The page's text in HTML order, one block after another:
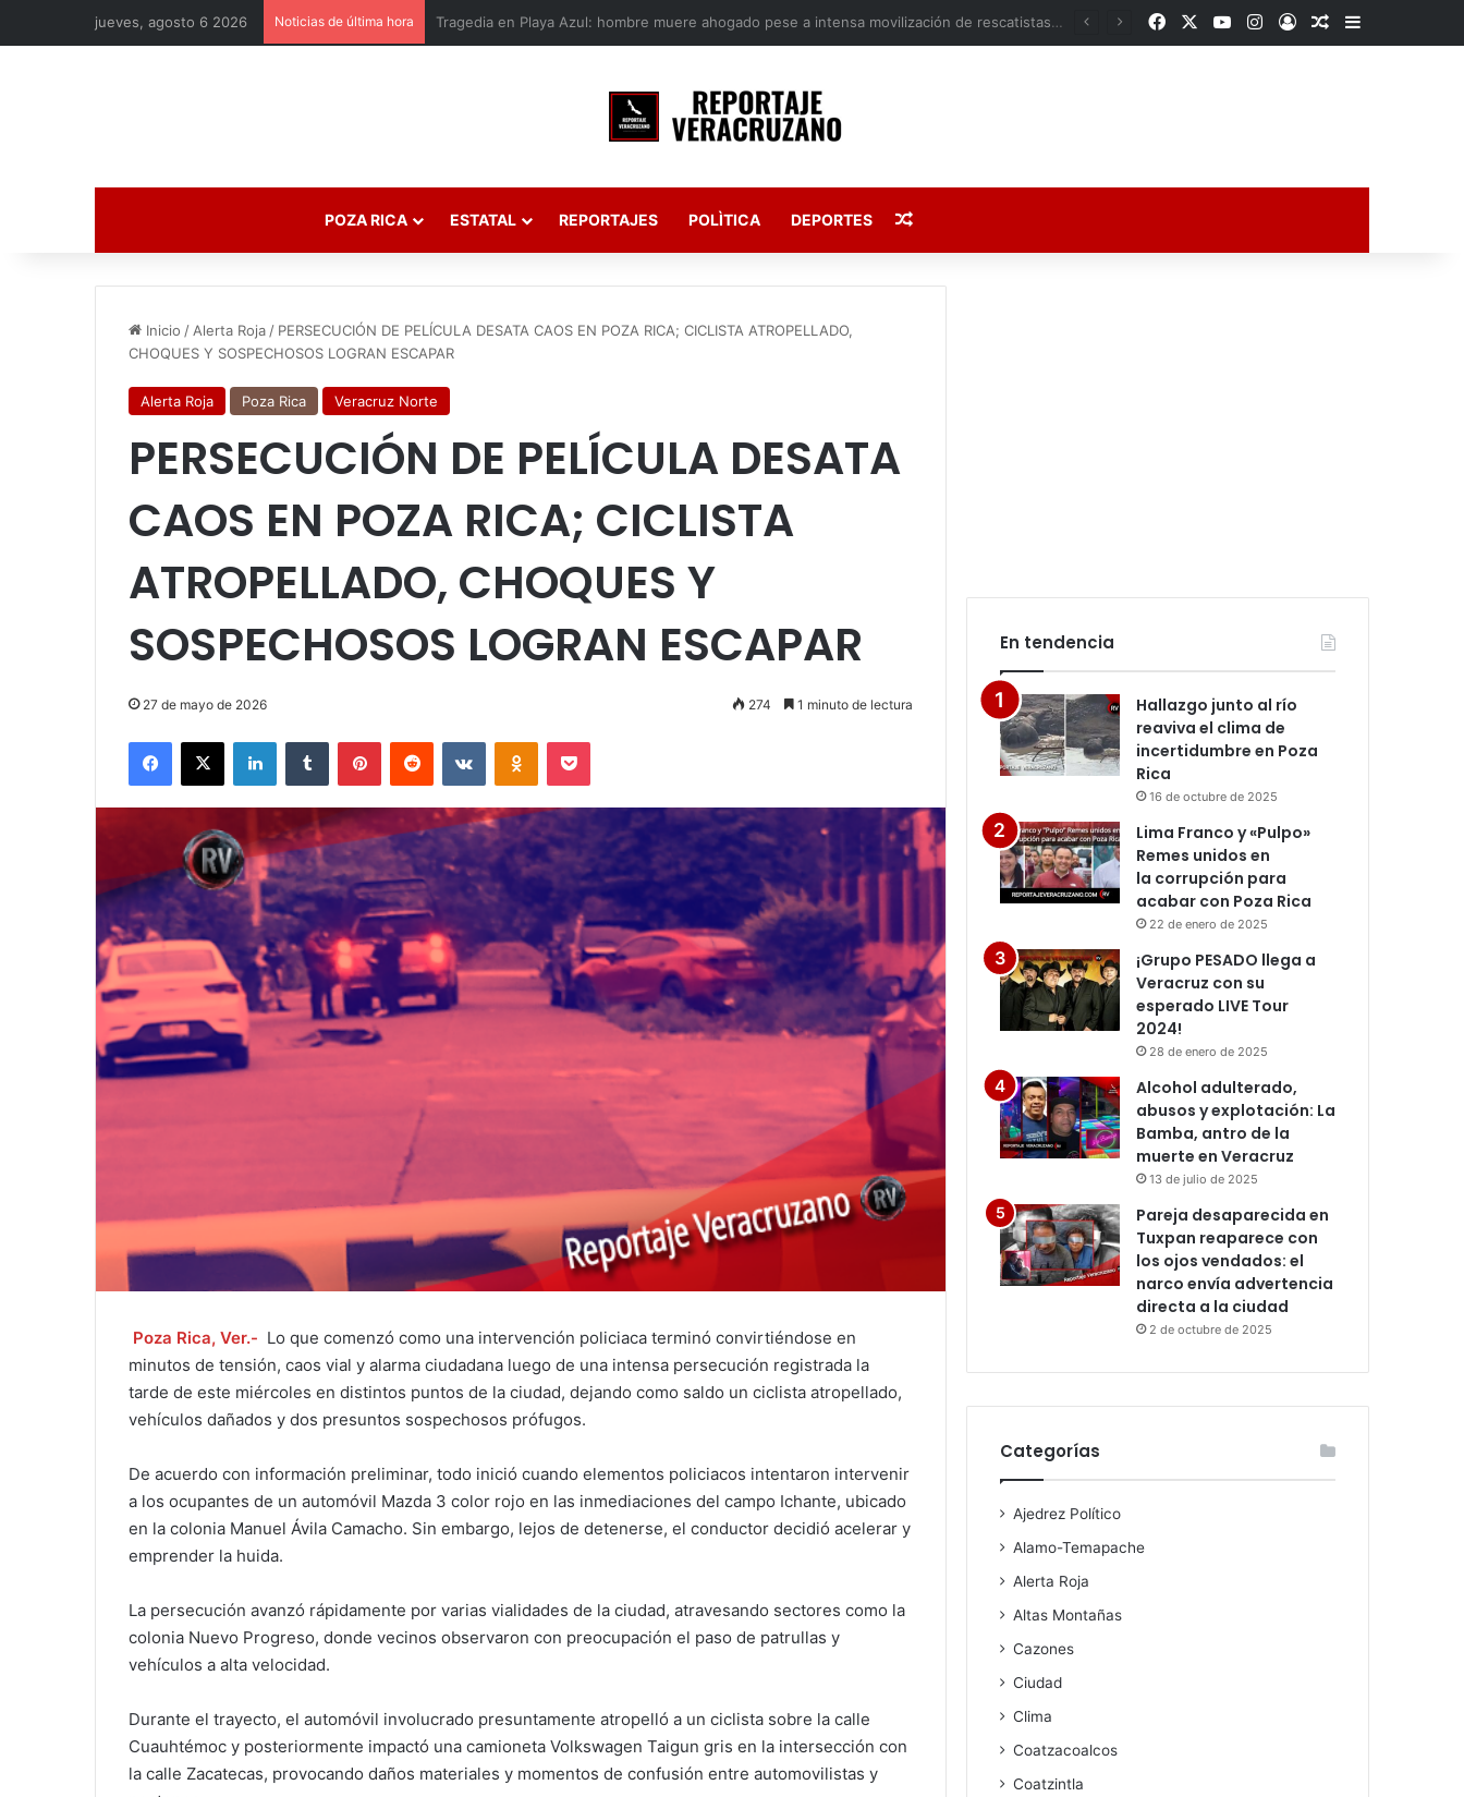
jueves, agosto 6 2026 Noticias de última hora Empleados enfrentan a presuntos asaltantes y logran detener a uno en Supercito Chedraui de Veracruz FacebookYouTubeInstagram
AccesoPublicación al
Barra lateral
POZA RICA ESTATAL REPORTAJES POLÌTICA DEPORTES Publicación al azar
Inicio / Alerta Roja / PERSECUCIÓN DE PELÍCULA DESATA CAOS EN POZA RICA; CICLISTA ATROPELLADO,
CHOQUES Y SOSPECHOSOS LOGRAN ESCAPAR
Alerta Roja Poza Rica Veracruz Norte
PERSECUCIÓN DE PELÍCULA DESATA
CAOS EN POZA RICA; CICLISTA
ATROPELLADO, CHOQUES Y
SOSPECHOSOS LOGRAN ESCAPAR
27 de mayo de 2026 274 1 minuto de lectura
Facebook
X LinkedInTumblr PinterestReddit VKontakteOdnoklassniki
Pocket
Poza Rica, Ver.- Lo que comenzó como una intervención policiaca terminó convirtiéndose en
minutos de tensión, caos vial y alarma ciudadana luego de una intensa persecución registrada la
tarde de este miércoles en distintos puntos de la ciudad, dejando como saldo un ciclista atropellado,
vehículos dañados y dos presuntos sospechosos prófugos.
De acuerdo con información preliminar, todo inició cuando elementos policiacos intentaron intervenir
a los ocupantes de un automóvil Mazda 3 color rojo en las inmediaciones del campo Ichante, ubicado
en la colonia Manuel Ávila Camacho. Sin embargo, lejos de detenerse, el conductor decidió acelerar y
emprender la huida.
La persecución avanzó rápidamente por varias vialidades de la ciudad, atravesando sectores como la
colonia Nuevo Progreso, donde vecinos observaron con preocupación el paso de patrullas y
vehículos a alta velocidad.
Durante el trayecto, el automóvil involucrado presuntamente atropelló a un ciclista sobre la calle
Cuauhtémoc y posteriormente impactó una camioneta Volkswagen Taigun gris en la intersección con
la calle Zacatecas, provocando daños materiales y momentos de confusión entre automovilistas y
En tendencia
Hallazgo junto al río
reaviva el clima de
incertidumbre en Poza
Rica
16 de octubre de 2025
Lima Franco y «Pulpo»
Remes unidos en
la corrupción para
acabar con Poza Rica
22 de enero de 2025
¡Grupo PESADO llega a
Veracruz con su
esperado LIVE Tour
2024!
28 de enero de 2025
Alcohol adulterado,
abusos y explotación: La
Bamba, antro de la
muerte en Veracruz
13 de julio de 2025
Pareja desaparecida en
Tuxpan reaparece con
los ojos vendados: el
narco envía advertencia
directa a la ciudad
2 de octubre de 2025
Categorías
Ajedrez Político
Alamo-Temapache
Alerta Roja
Altas Montañas
Cazones
Ciudad
Clima
Coatzacoalcos
Coatzintla